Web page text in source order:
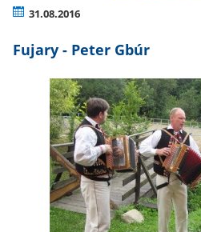
31.08.2016
Fujary - Peter Gbúr